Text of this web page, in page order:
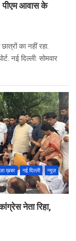
पीएम आवास के
का नहीं रहा.
नई दिल्ली: सोमवार
ख़बर नई दिल्ली
न्यूज़
नेता रिहा,